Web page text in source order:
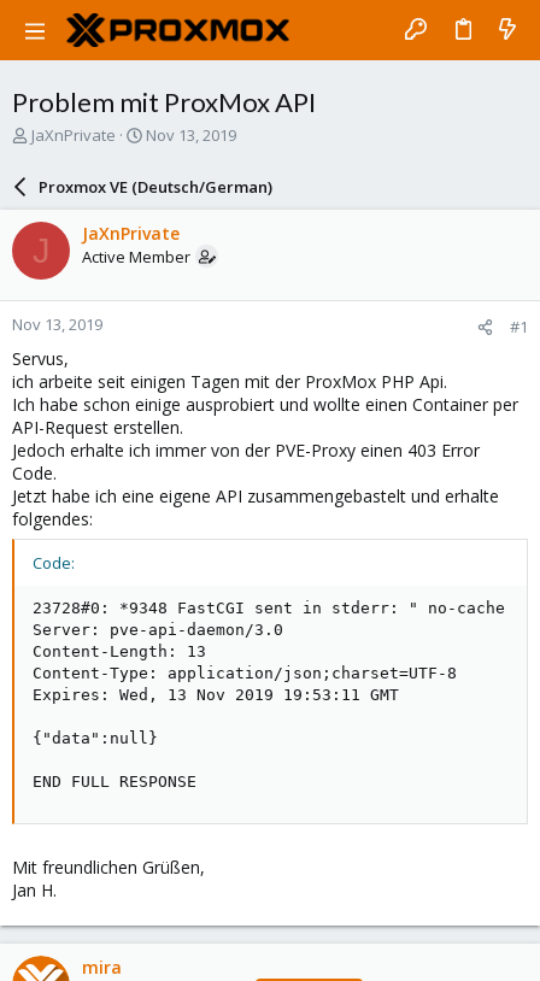
Problem mit ProxMox API
T
a
s
t
a
r
t
e
r
JaXnPrivate
S
a
r
d
a
e
Nov 13, 2019
Proxmox VE (Deutsch/German)
J JaXnPrivate
Active Member
Nov 13, 2019 #1
Servus,
ich arbeite seit einigen Tagen mit der ProxMox PHP Api.
Ich habe schon einige ausprobiert und wollte einen Container per
API-Request erstellen.
Jedoch erhalte ich immer von der PVE-Proxy einen 403 Error
Code.
Jetzt habe ich eine eigene API zusammengebastelt und erhalte
folgendes:
Code:
23728#0: *9348 FastCGI sent in stderr: " no-cache
Server: pve-api-daemon/3.0
Content-Length: 13
Content-Type: application/json;charset=UTF-8
Expires: Wed, 13 Nov 2019 19:53:11 GMT
{"data":null}
END FULL RESPONSE
Mit freundlichen Grüßen,
Jan H.
mira